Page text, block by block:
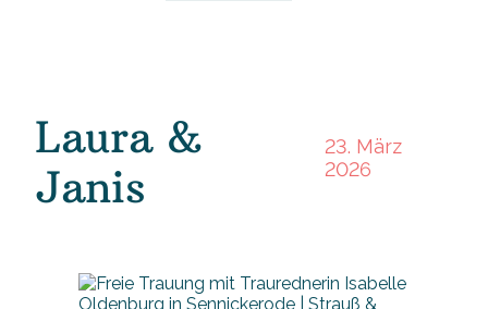
Laura &
Janis
23. März
2026